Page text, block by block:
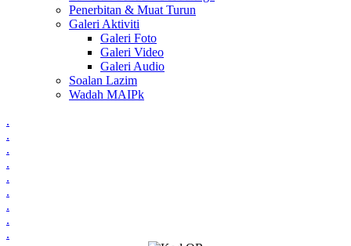
Penerbitan & Muat Turun
Galeri Aktiviti
Galeri Foto
Galeri Video
Galeri Audio
Soalan Lazim
Wadah MAIPk
.
.
.
.
.
.
.
.
.